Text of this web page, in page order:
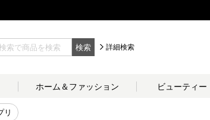
検索 詳細検索
ホーム＆ ファッション ビューティー
リ